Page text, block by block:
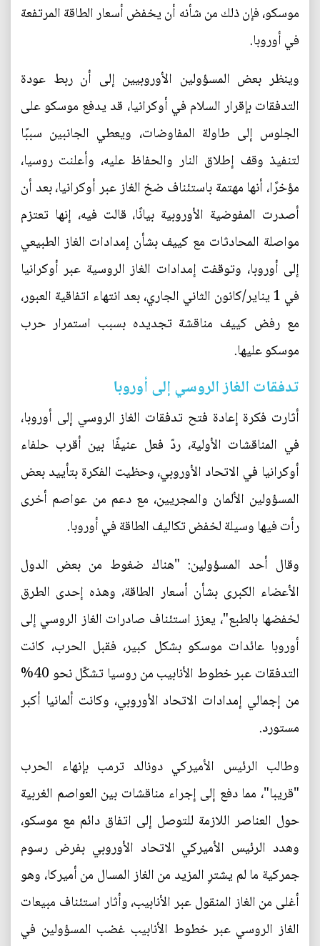
موسكو، فإن ذلك من شأنه أن يخفض أسعار الطاقة المرتفعة
في أوروبا.
وينظر بعض المسؤولين الأوروبيين إلى أن ربط عودة
التدفقات بإقرار السلام في أوكرانيا، قد يدفع موسكو على
الجلوس إلى طاولة المفاوضات، ويعطي الجانبين سببًا
لتنفيذ وقف إطلاق النار والحفاظ عليه، وأعلنت روسيا،
مؤخرًا، أنها مهتمة باستئناف ضخ الغاز عبر أوكرانيا، بعد أن
أصدرت المفوضية الأوروبية بيانًا، قالت فيه، إنها تعتزم
مواصلة المحادثات مع كييف بشأن إمدادات الغاز الطبيعي
إلى أوروبا، وتوقفت إمدادات الغاز الروسية عبر أوكرانيا
في 1 يناير/كانون الثاني الجاري، بعد انتهاء اتفاقية العبور،
مع رفض كييف مناقشة تجديده بسبب استمرار حرب
موسكو عليها.
تدفقات الغاز الروسي إلى أوروبا
أثارت فكرة إعادة فتح تدفقات الغاز الروسي إلى أوروبا،
في المناقشات الأولية، ردّ فعل عنيفًا بين أقرب حلفاء
أوكرانيا في الاتحاد الأوروبي، وحظيت الفكرة بتأييد بعض
المسؤولين الألمان والمجريين، مع دعم من عواصم أخرى
رأت فيها وسيلة لخفض تكاليف الطاقة في أوروبا.
وقال أحد المسؤولين: "هناك ضغوط من بعض الدول
الأعضاء الكبرى بشأن أسعار الطاقة، وهذه إحدى الطرق
لخفضها بالطبع"، يعزز استئناف صادرات الغاز الروسي إلى
أوروبا عائدات موسكو بشكل كبير، فقبل الحرب، كانت
التدفقات عبر خطوط الأنابيب من روسيا تشكّل نحو 40%
من إجمالي إمدادات الاتحاد الأوروبي، وكانت ألمانيا أكبر
مستورد.
وطالب الرئيس الأميركي دونالد ترمب بإنهاء الحرب
"قريبا"، مما دفع إلى إجراء مناقشات بين العواصم الغربية
حول العناصر اللازمة للتوصل إلى اتفاق دائم مع موسكو،
وهدد الرئيس الأميركي الاتحاد الأوروبي بفرض رسوم
جمركية ما لم يشترِ المزيد من الغاز المسال من أميركا، وهو
أغلى من الغاز المنقول عبر الأنابيب، وأثار استئناف مبيعات
الغاز الروسي عبر خطوط الأنابيب غضب المسؤولين في